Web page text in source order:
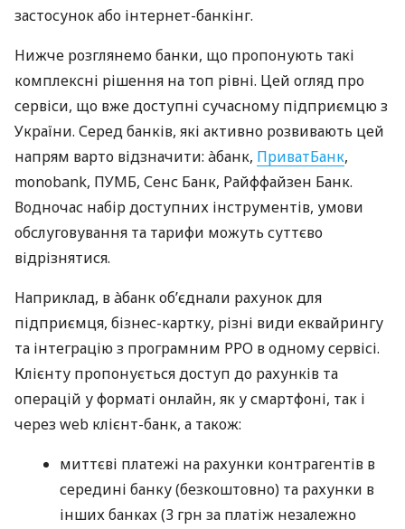
застосунок або інтернет-банкінг.
Нижче розглянемо банки, що пропонують такі
комплексні рішення на топ рівні. Цей огляд про
сервіси, що вже доступні сучасному підприємцю з
України. Серед банків, які активно розвивають цей
напрям варто відзначити: àбанк, ПриватБанк,
monobank, ПУМБ, Сенс Банк, Райффайзен Банк.
Водночас набір доступних інструментів, умови
обслуговування та тарифи можуть суттєво
відрізнятися.
Наприклад, в àбанк об’єднали рахунок для
підприємця, бізнес-картку, різні види еквайрингу
та інтеграцію з програмним РРО в одному сервісі.
Клієнту пропонується доступ до рахунків та
операцій у форматі онлайн, як у смартфоні, так і
через web клієнт-банк, а також:
миттєві платежі на рахунки контрагентів в
середині банку (безкоштовно) та рахунки в
інших банках (3 грн за платіж незалежно